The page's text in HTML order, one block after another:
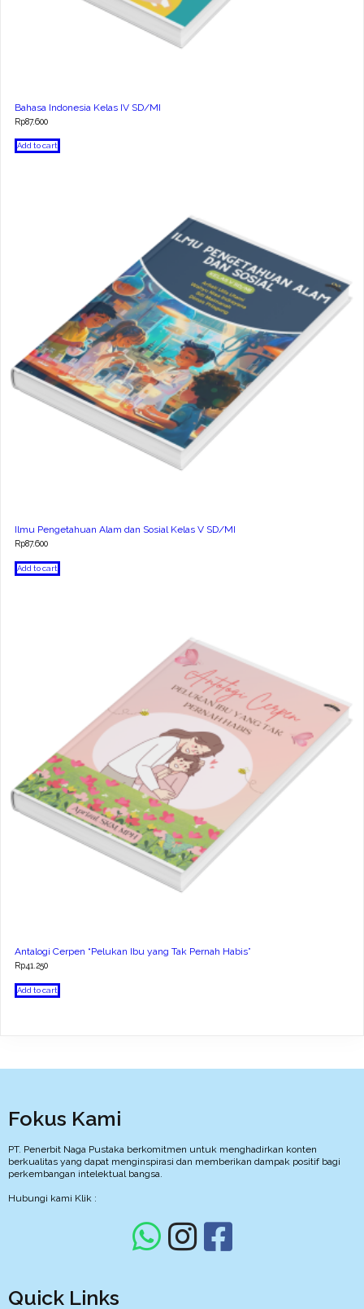
Bahasa Indonesia Kelas IV SD/MI
Rp87.600
Add to cart
Ilmu Pengetahuan Alam dan Sosial Kelas V SD/MI
Rp87.600
Add to cart
Antalogi Cerpen “Pelukan Ibu yang Tak Pernah Habis”
Rp41.250
Add to cart
Fokus Kami
PT. Penerbit Naga Pustaka berkomitmen untuk menghadirkan konten
berkualitas yang dapat menginspirasi dan memberikan dampak positif bagi
perkembangan intelektual bangsa.
Hubungi kami Klik :
Quick Links